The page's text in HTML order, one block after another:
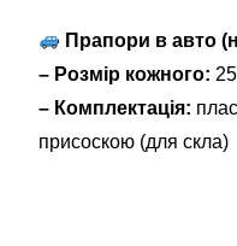
Прапори в авто
– Розмір кожного:
– Комплектація:
присоскою (для скла)